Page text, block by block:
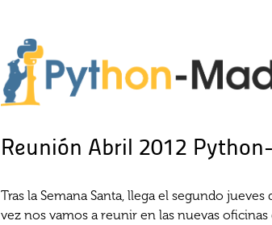
Reunión Abril 2012
Tras la Semana Santa, llega el segundo
vez nos vamos a reunir en las nuevas oficinas